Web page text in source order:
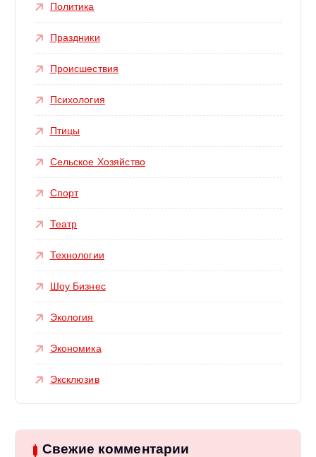
Политика
Праздники
Происшествия
Психология
Птицы
Сельское Хозяйство
Спорт
Театр
Технологии
Шоу Бизнес
Экология
Экономика
Эксклюзив
Свежие комментарии